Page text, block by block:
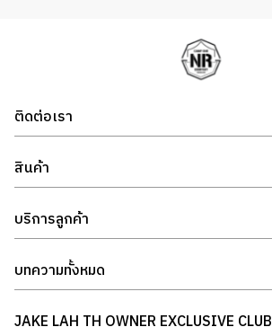
ติดต่อเรา
สินค้า
บริการลูกค้า
บทความทั้งหมด